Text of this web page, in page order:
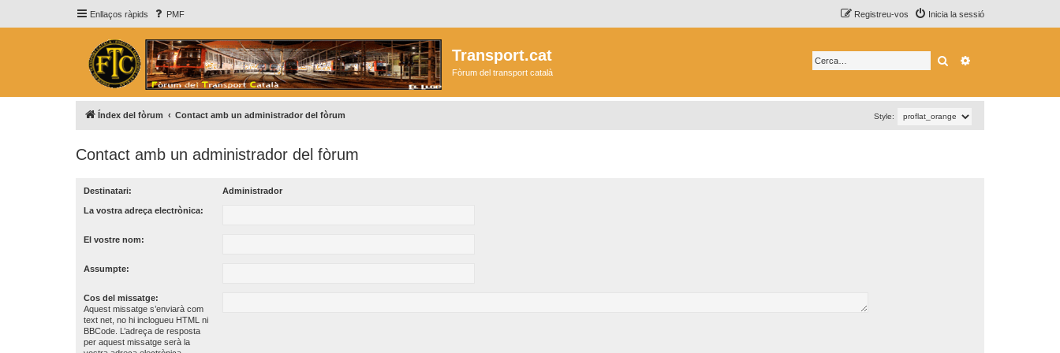
Enllaços ràpids PMF Inicia la sessió
Registreu-vos
Transport.cat
Fòrum del transport català
Cerca
Índex del fòrum Contact amb un administrador del fòrum Style:
Contact amb un administrador del fòrum
Destinatari: Administrador
La vostra adreça electrònica:
El vostre nom:
Assumpte:
Cos del missatge:
Aquest missatge s’enviarà com
text net, no hi inclogueu HTML ni
BBCode. L’adreça de resposta
per aquest missatge serà la